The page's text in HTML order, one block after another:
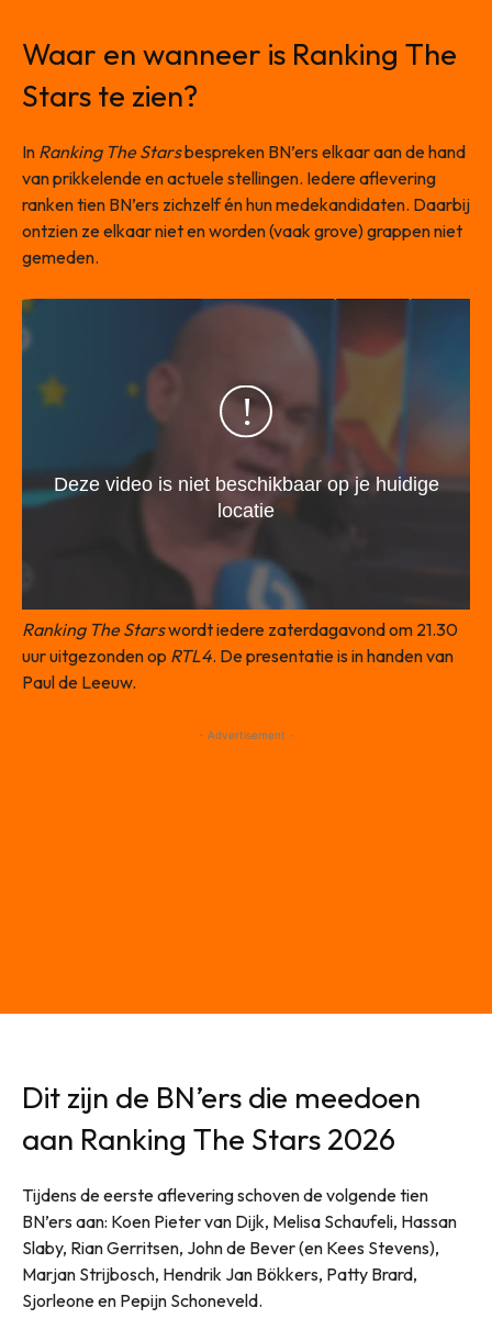
Waar en wanneer is Ranking The
Stars te zien?
In Ranking The Starsbespreken BN’ers elkaar aan de hand
van prikkelende en actuele stellingen. Iedere aflevering
ranken tien BN’ers zichzelf én hun medekandidaten. Daarbij
ontzien ze elkaar niet en worden (vaak grove) grappen niet
gemeden.
Ranking The Starswordt iedere zaterdagavond om 21.30
uur uitgezonden op RTL4. De presentatie is in handen van
Paul de Leeuw.
- Advertisement -
Dit zijn de BN’ers die meedoen
aan Ranking The Stars 2026
Tijdens de eerste aflevering schoven de volgende tien
BN’ers aan: Koen Pieter van Dijk, Melisa Schaufeli, Hassan
Slaby, Rian Gerritsen, John de Bever (en Kees Stevens),
Marjan Strijbosch, Hendrik Jan Bökkers, Patty Brard,
Sjorleone en Pepijn Schoneveld.